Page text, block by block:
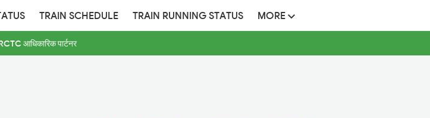
TRAIN SCHEDULE TRAIN RUNNING STATUS MORE
आधिकारिक पार्टनर